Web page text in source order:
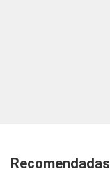
Recomendadas